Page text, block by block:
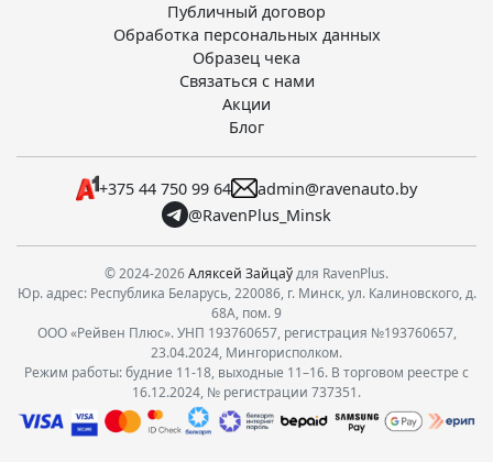
Публичный договор
Обработка персональных данных
Образец чека
Связаться с нами
Акции
Блог
+375 44 750 99 64
admin@ravenauto.by
@RavenPlus_Minsk
© 2024-2026Аляксей Зайцаўдля RavenPlus.
Юр. адрес: Республика Беларусь, 220086, г. Минск, ул. Калиновского, д.
68А, пом. 9
ООО «Рейвен Плюс». УНП 193760657, регистрация №193760657,
23.04.2024, Мингорисполком.
Режим работы: будние 11-18, выходные 11–16. В торговом реестре с
16.12.2024, № регистрации 737351.